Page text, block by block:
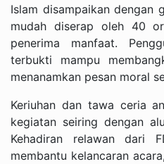
Islam disampaikan dengan
mudah diserap oleh 40
penerima manfaat.
terbukti mampu
menanamkan pesan moral
Keriuhan dan tawa ceria
kegiatan seiring dengan
Kehadiran relawan dari
membantu kelancaran